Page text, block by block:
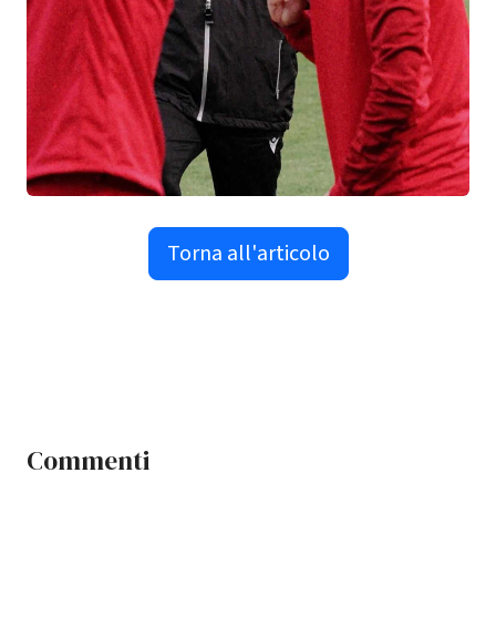
Torna all'articolo
Commenti